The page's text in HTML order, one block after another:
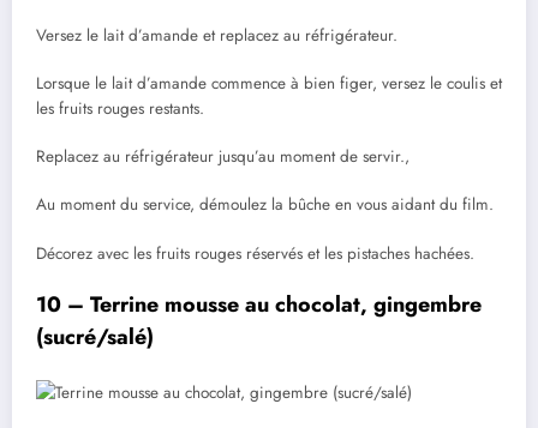
Versez le lait d’amande et replacez au réfrigérateur.
Lorsque le lait d’amande commence à bien figer, versez le coulis et
les fruits rouges restants.
Replacez au réfrigérateur jusqu’au moment de servir.,
Au moment du service, démoulez la bûche en vous aidant du film.
Décorez avec les fruits rouges réservés et les pistaches hachées.
10 – Terrine mousse au chocolat, gingembre
(sucré/salé)